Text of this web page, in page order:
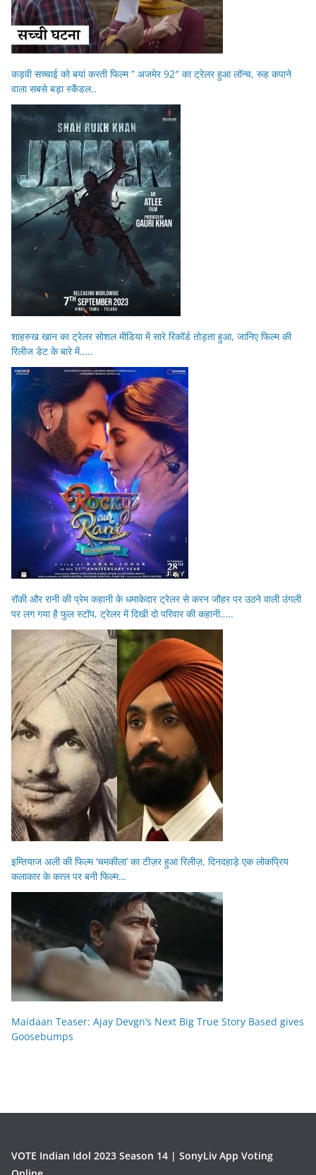
कड़वी सच्चाई को बयां करती फिल्म ” अजमेर 92″ का ट्रेलर हुआ लॉन्च, रूह कपाने
वाला सबसे बड़ा स्कैंडल..
शाहरुख खान का ट्रेलर सोशल मीडिया में सारे रिकॉर्ड तोड़ता हुआ, जानिए फिल्म की
रिलीज डेट के बारे में…..
रॉकी और रानी की प्रेम कहानी के धमाकेदार ट्रेलर से करन जौहर पर उठने वाली उंगली
पर लग गया है फुल स्टॉप, ट्रेलर में दिखी दो परिवार की कहानी…..
इम्तियाज अली की फिल्म ‘चमकीला’ का टीज़र हुआ रिलीज़, दिनदहाड़े एक लोकप्रिय
कलाकार के कत्ल पर बनी फिल्म…
Maidaan Teaser: Ajay Devgn’s Next Big True Story Based gives
Goosebumps
VOTE Indian Idol 2023 Season 14 | SonyLiv App Voting